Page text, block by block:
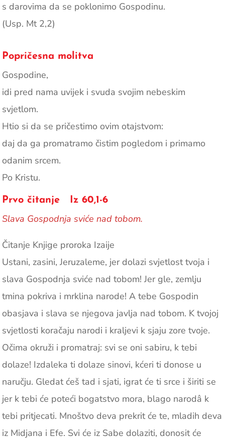
s darovima da se poklonimo Gospodinu.
(Usp. Mt 2,2)
Popričesna molitva
Gospodine,
idi pred nama uvijek i svuda svojim nebeskim
svjetlom.
Htio si da se pričestimo ovim otajstvom:
daj da ga promatramo čistim pogledom i primamo
odanim srcem.
Po Kristu.
Prvo čitanje Iz 60,1-6
Slava Gospodnja sviće nad tobom.
Čitanje Knjige proroka Izaije
Ustani, zasini, Jeruzaleme, jer dolazi svjetlost tvoja i
slava Gospodnja sviće nad tobom! Jer gle, zemlju
tmina pokriva i mrklina narode! A tebe Gospodin
obasjava i slava se njegova javlja nad tobom. K tvojoj
svjetlosti koračaju narodi i kraljevi k sjaju zore tvoje.
Očima okruži i promatraj: svi se oni sabiru, k tebi
dolaze! Izdaleka ti dolaze sinovi, kćeri ti donose u
naručju. Gledat ćeš tad i sjati, igrat će ti srce i širiti se
jer k tebi će poteći bogatstvo mora, blago narodâ k
tebi pritjecati. Mnoštvo deva prekrit će te, mladih deva
iz Midjana i Efe. Svi će iz Sabe dolaziti, donosit će